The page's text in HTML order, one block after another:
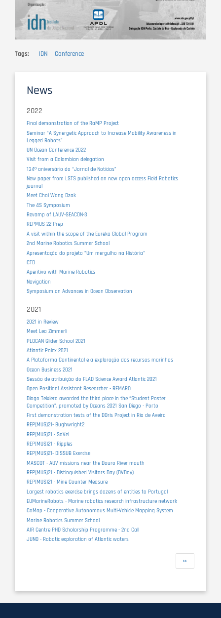
Tags IDN Conference
News
2022
Final demonstration of the RaMP Project
Seminar “A Synergetic Approach to Increase Mobility Awareness in
Legged Robots”
UN Ocean Conference 2022
Visit from a Colombian delegation
134º aniversário do “Jornal de Notícias”
New paper from LSTS published on new open access Field Robotics
journal
Meet Choi Wang Dzak
The 4S Symposium
Revamp of LAUV-SEACON-3
REPMUS 22 Prep
A visit within the scope of the Eureka Global Program
2nd Marine Robotics Summer School
Apresentação do projeto "Um mergulho na História"
CTD
Aperitivo with Marine Robotics
Navigation
Symposium on Advances in Ocean Observation
2021
2021 in Review
Meet Lea Zimmerli
PLOCAN Glider School 2021
Atlantic Polex 2021
A Plataforma Continental e a exploração dos recursos marinhos
Ocean Business 2021
Sessão de atribuição do FLAD Science Award Atlantic 2021
Open Position! Assistant Researcher - REMARO
Diogo Teixiera awarded the third place in the “Student Poster
Competition”, promoted by Oceans 2021 San Diego - Porto
First demonstration tests of the DOris Project in Ria de Aveiro
REP(MUS)21- Bughwright2
REP(MUS)21 - SaVel
REP(MUS)21 - Ripples
REP(MUS)21- DISSUB Exercise
MASCOT - AUV missions near the Douro River mouth
REP(MUS)21 - Distinguished Visitors Day (DVDay)
REP(MUS)21 - Mine Counter Measure
Largest robotics exercise brings dozens of entities to Portugal
EUMarineRobots - Marine robotics research infrastructure network
CoMap - Cooperative Autonomous Multi-Vehicle Mapping System
Marine Robotics Summer School
AIR Centre PHD Scholarship Programme - 2nd Call
JUNO - Robotic exploration of Atlantic waters
Next
page
››